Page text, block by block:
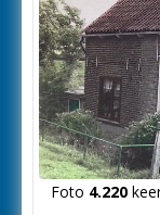
Foto 4.220